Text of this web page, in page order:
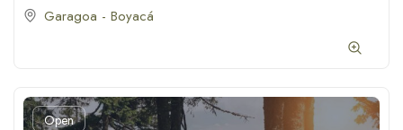
Garagoa - Boyacá
Open